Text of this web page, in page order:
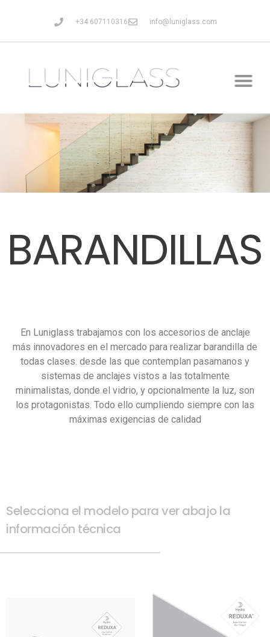
+34 607110316 info@luniglass.com
BARANDILLAS
En Luniglass trabajamos con los accesorios de anclaje
más innovadores en el mercado para realizar barandilla de
todas clases. desde las que contemplan pasamanos y
sistemas de anclajes vistos a las totalmente
minimalistas, donde el vidrio, y opcionalmente la luz, son
los protagonistas. Todo ello cumpliendo siempre con las
máximas exigencias de calidad
Selecciona el modelo para ver abajo la
información técnica